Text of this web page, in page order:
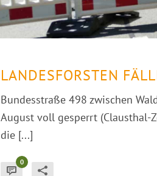
LANDESFORSTEN
Bundesstraße 498 zwischen
August voll gesperrt (Clausthal-
die [...]
0